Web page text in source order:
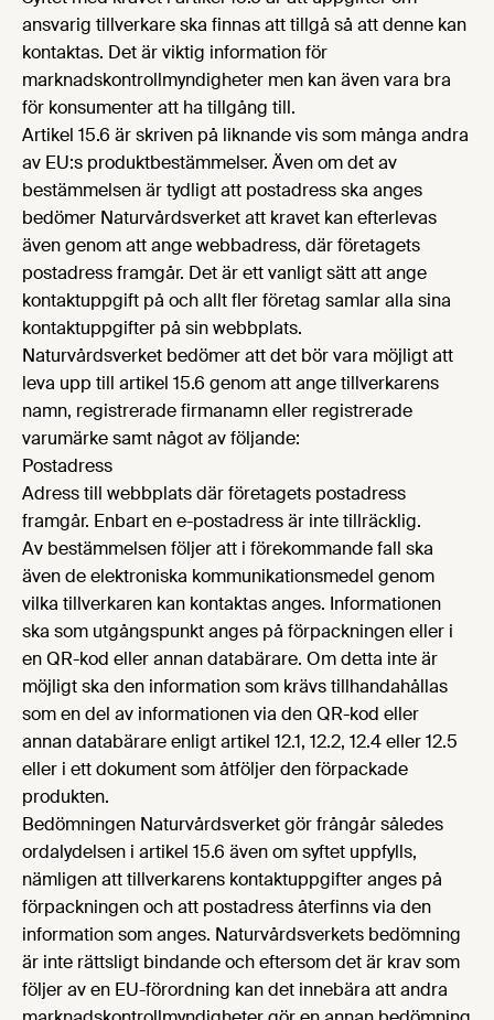
ansvarig tillverkare ska finnas att tillgå så att denne kan
kontaktas. Det är viktig information för
marknadskontrollmyndigheter men kan även vara bra
för konsumenter att ha tillgång till.
Artikel 15.6 är skriven på liknande vis som många andra
av EU:s produktbestämmelser. Även om det av
bestämmelsen är tydligt att postadress ska anges
bedömer Naturvårdsverket att kravet kan efterlevas
även genom att ange webbadress, där företagets
postadress framgår. Det är ett vanligt sätt att ange
kontaktuppgift på och allt fler företag samlar alla sina
kontaktuppgifter på sin webbplats.
Naturvårdsverket bedömer att det bör vara möjligt att
leva upp till artikel 15.6 genom att ange tillverkarens
namn, registrerade firmanamn eller registrerade
varumärke samt något av följande:
Postadress
Adress till webbplats där företagets postadress
framgår. Enbart en e-postadress är inte tillräcklig.
Av bestämmelsen följer att i förekommande fall ska
även de elektroniska kommunikationsmedel genom
vilka tillverkaren kan kontaktas anges. Informationen
ska som utgångspunkt anges på förpackningen eller i
en QR-kod eller annan databärare. Om detta inte är
möjligt ska den information som krävs tillhandahållas
som en del av informationen via den QR-kod eller
annan databärare enligt artikel 12.1, 12.2, 12.4 eller 12.5
eller i ett dokument som åtföljer den förpackade
produkten.
Bedömningen Naturvårdsverket gör frångår således
ordalydelsen i artikel 15.6 även om syftet uppfylls,
nämligen att tillverkarens kontaktuppgifter anges på
förpackningen och att postadress återfinns via den
information som anges. Naturvårdsverkets bedömning
är inte rättsligt bindande och eftersom det är krav som
följer av en EU-förordning kan det innebära att andra